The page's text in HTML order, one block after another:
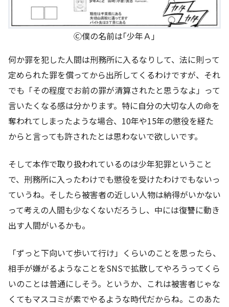
Ⓒ僕の名前は｢少年Ａ｣
何か罪を犯した人間は刑務所に入るなりして、法に則って
定められた罪を償ってから出所してくるわけですが、それ
でも「その程度でお前の罪が清算されたと思うなよ」って
言いたくなる感は分かります。特に自分の大切な人の命を
奪われてしまったような場合、10年や15年の懲役を経た
からと言っても許されたとは思わないで欲しいです。
そして本作で取り扱われているのは少年犯罪ということ
で、刑務所に入ったわけでも懲役を受けたわけでもないっ
ていうね。そしたら被害者の近しい人物は納得がいかない
って考えの人間も少なくないだろうし、中には復讐に動き
出す人間がいるかも。
「ずっと下向いて歩いて行け」くらいのことを思ったら、
相手が嫌がるようなことをSNSで拡散してやろうってくら
いのことは普通にしそう。というか、これは被害者じゃな
くてもマスコミが素でやるような時代だからね。このあた